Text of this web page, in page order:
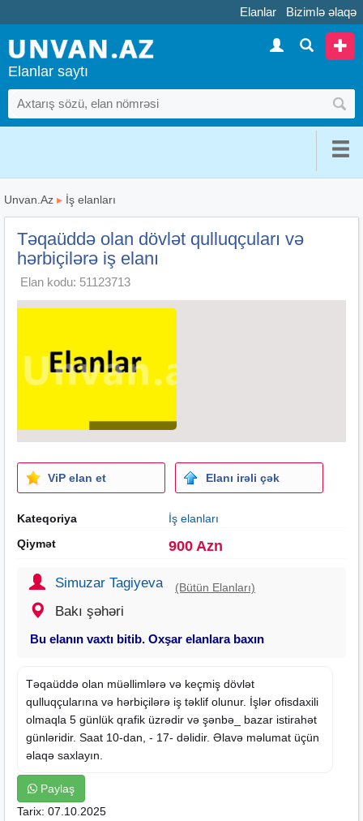
Elanlar Bizimlə əlaqə
Elanlar saytı
Unvan.Az ▸ İş elanları
Təqaüddə olan dövlət qulluqçuları və
hərbiçilərə iş elanı
Elan kodu: 51123713
ViP elan et Elanı irəli çək
Kateqoriya
İş elanları
Qiymət
900 Azn
Simuzar Tagiyeva (Bütün Elanları)
Bakı şəhəri
Bu elanın vaxtı bitib. Oxşar elanlara baxın
Təqaüddə olan müəllimlərə və keçmiş dövlət
qulluqçularına və hərbiçilərə iş təklif olunur. İşlər ofisdaxili
olmaqla 5 günlük qrafik üzrədir və şənbə_ bazar istirahət
günləridir. Saat 10-dan, - 17- dəlidir. Əlavə məlumat üçün
əlaqə saxlayın.
Paylaş
Tarix: 07.10.2025